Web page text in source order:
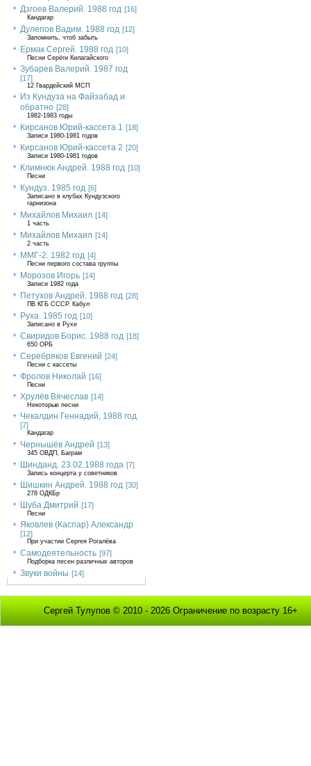
Дзгоев Валерий. 1988 год [16]
Кандагар
Дулепов Вадим. 1988 год [12]
Запомнить, чтоб забыть
Ермак Сергей. 1988 год [10]
Песни Серёги Килагайского
Зубарев Валерий. 1987 год
[17]
12 Гвардейский МСП
Из Кундуза на Файзабад и
обратно [28]
1982-1983 годы
Кирсанов Юрий-кассета 1 [18]
Записи 1980-1981 годов
Кирсанов Юрий-кассета 2 [20]
Записи 1980-1981 годов
Климнюк Андрей. 1988 год [10]
Песни
Кундуз. 1985 год [6]
Записано в клубах Кундузского
гарнизона
Михайлов Михаил [14]
1 часть
Михайлов Михаил [14]
2 часть
ММГ-2. 1982 год [4]
Песни первого состава группы
Морозов Игорь [14]
Записи 1982 года
Петухов Андрей. 1988 год [28]
ПВ КГБ СССР. Кабул
Руха. 1985 год [10]
Записано в Рухе
Свиридов Борис. 1988 год [18]
650 ОРБ
Серебряков Евгений [24]
Песни с кассеты
Фролов Николай [16]
Песни
Хрулёв Вячеслав [14]
Некоторые песни
Чекалдин Геннадий, 1988 год
[7]
Кандагар
Чернышёв Андрей [13]
345 ОВДП, Баграм
Шинданд. 23.02.1988 года [7]
Запись концерта у советников
Шишкин Андрей. 1988 год [30]
278 ОДКБр
Шуба Дмитрий [17]
Песни
Яковлев (Каспар) Александр
[12]
При участии Сергея Рогалёва
Самодеятельность [97]
Подборка песен различных авторов
Звуки войны [14]
Сергей Тулупов © 2010 - 2026 Ограничение по возрасту 16+